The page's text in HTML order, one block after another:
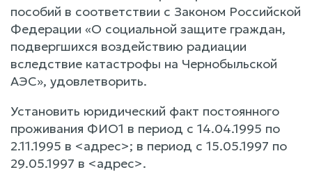
пособий в соответствии с Законом Российской
Федерации «О социальной защите граждан,
подвергшихся воздействию радиации
вследствие катастрофы на Чернобыльской
АЭС», удовлетворить.
Установить юридический факт постоянного
проживания ФИО1 в период с 14.04.1995 по
2.11.1995 в <адрес>; в период с 15.05.1997 по
29.05.1997 в <адрес>.